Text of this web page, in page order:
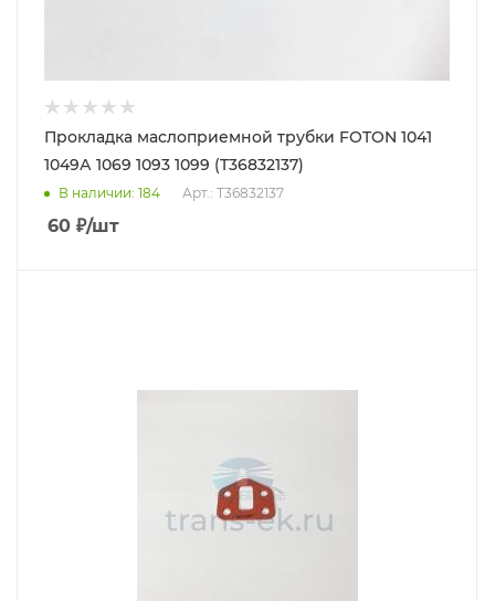
Прокладка маслоприемной трубки FOTON 1041
1049А 1069 1093 1099 (T36832137)
В наличии: 184 Арт.: T36832137
60 ₽/шт